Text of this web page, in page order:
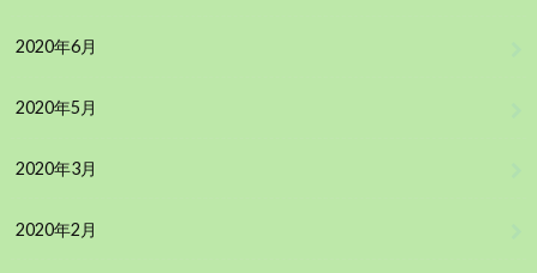
2020年6月
2020年5月
2020年3月
2020年2月